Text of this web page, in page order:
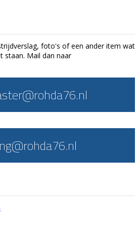
foto's of een ander item wat
staan. Mail dan naar